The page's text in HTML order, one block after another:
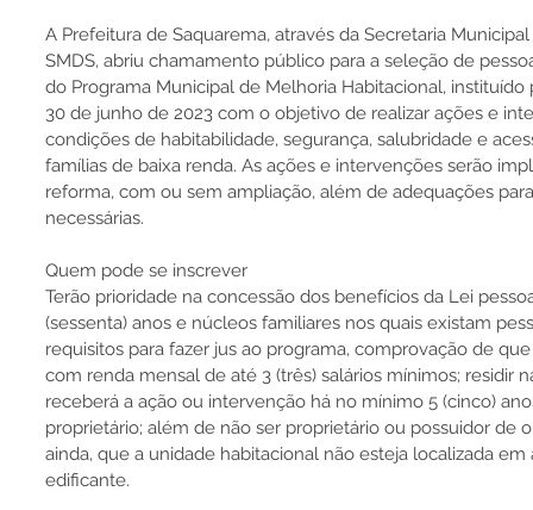
A Prefeitura de Saquarema, através da Secretaria
SMDS, abriu chamamento público para a seleção de
do Programa Municipal de Melhoria Habitacional,
30 de junho de 2023 com o objetivo de realizar ações e
condições de habitabilidade, segurança, salubridade e
famílias de baixa renda. As ações e intervenções serão
reforma, com ou sem ampliação, além de adequações
necessárias.
Quem pode se inscrever
Terão prioridade na concessão dos benefícios da Lei
(sessenta) anos e núcleos familiares nos quais existam
requisitos para fazer jus ao programa, comprovação de
com renda mensal de até 3 (três) salários mínimos; residir
receberá a ação ou intervenção há no mínimo 5 (cinco)
proprietário; além de não ser proprietário ou possuidor de
ainda, que a unidade habitacional não esteja localizada
edificante.